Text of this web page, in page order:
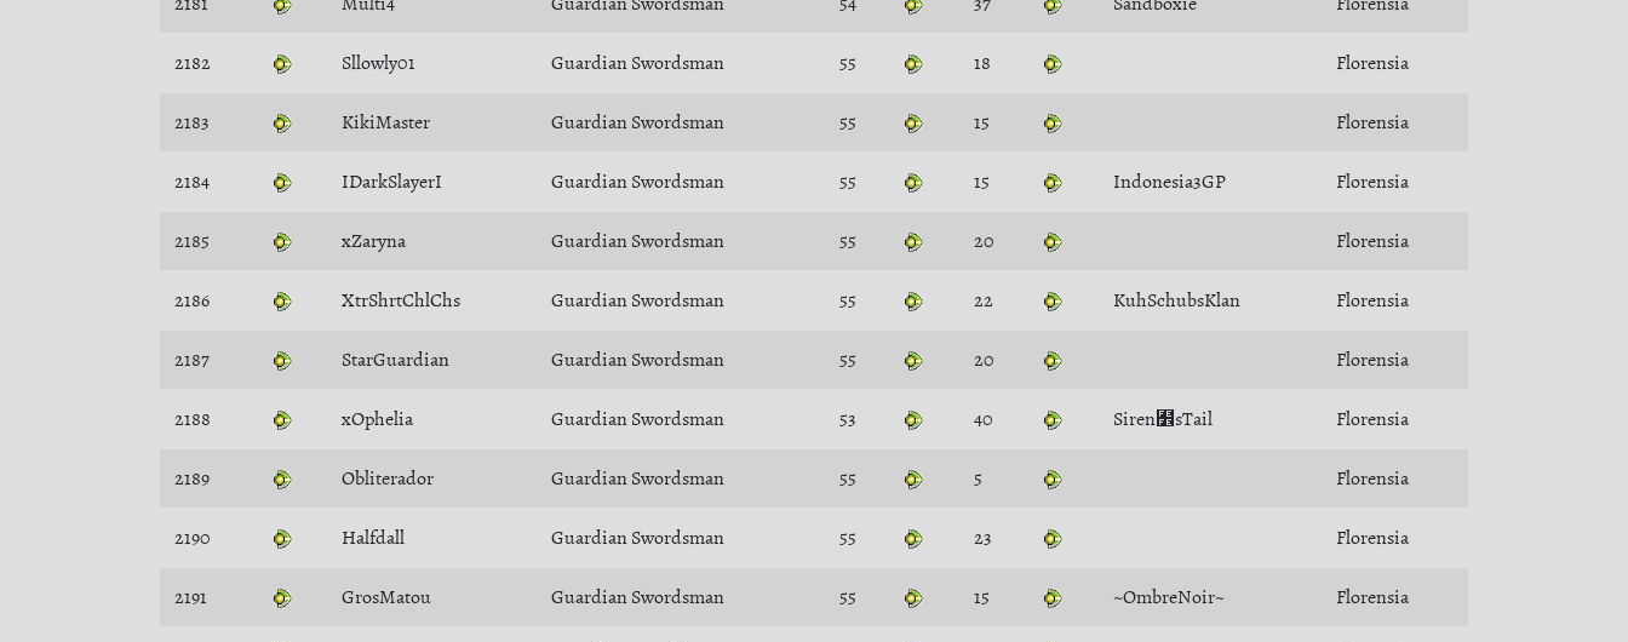
2182 Sllowly01 Guardian Swordsman 55 18 Florensia
2183 KikiMaster Guardian Swordsman 55 15 Florensia
2184 IDarkSlayerI Guardian Swordsman 55 15 Indonesia3GP Florensia
2185 xZaryna Guardian Swordsman 55 20 Florensia
2186 XtrShrtChlChs Guardian Swordsman 55 22 KuhSchubsKlan Florensia
2187 StarGuardian Guardian Swordsman 55 20 Florensia
2188 xOphelia Guardian Swordsman 53 40 Siren﻾sTail Florensia
2189 Obliterador Guardian Swordsman 55 5 Florensia
2190 Halfdall Guardian Swordsman 55 23 Florensia
2191 GrosMatou Guardian Swordsman 55 15 ~OmbreNoir~ Florensia